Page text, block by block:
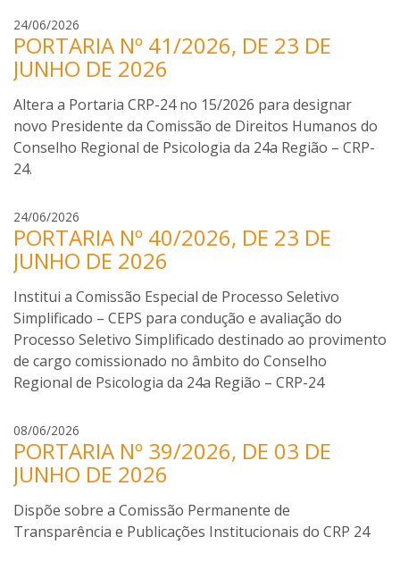
a
S
l
v
a
n
t
l
A
z
o
d
S
i
l
v
a
24/06/2026
s
a
e
l
a
n
t
l
A
z
e
v
d
a
i
l
PORTARIA Nº 41/2026, DE 23 DE
JUNHO DE 2026
Altera a Portaria CRP-24 no 15/2026 para designar
novo Presidente da Comissão de Direitos Humanos do
Conselho Regional de Psicologia da 24a Região – CRP-
24.
24/06/2026
s
a
e
l
a
i
m
t
e
A
z
PORTARIA Nº 40/2026, DE 23 DE
JUNHO DE 2026
Institui a Comissão Especial de Processo Seletivo
Simplificado – CEPS para condução e avaliação do
Processo Seletivo Simplificado destinado ao provimento
de cargo comissionado no âmbito do Conselho
Regional de Psicologia da 24a Região – CRP-24
08/06/2026
s
a
e
l
PORTARIA Nº 39/2026, DE 03 DE
JUNHO DE 2026
Dispõe sobre a Comissão Permanente de
Transparência e Publicações Institucionais do CRP 24